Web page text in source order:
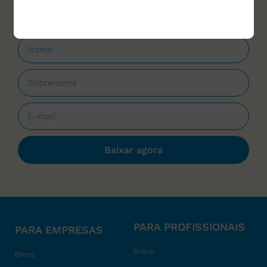
Baixar agora
PARA EMPRESAS
Breve
PARA PROFISSIONAIS
Breve